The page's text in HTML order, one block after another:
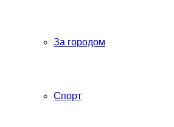
За городом
Спорт